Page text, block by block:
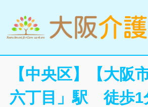
【中央区】【大阪
六丁目」駅 徒歩1